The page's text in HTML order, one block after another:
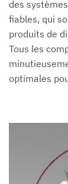
des
fiables, qui
produits de
Tous les
optimales